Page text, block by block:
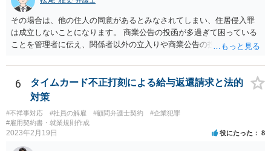
その場合は、他の住人の同意があるとみなされてしまい、住居侵入罪
は成立しないことになります。 商業公告の投函が多過ぎて困っている
ことを管理者に伝え、関係者以外の立入りや商業公告の投函を禁ずる
6
タイムカード不正打刻による給与返還請求と法的
対策
#不祥事対応 #社員の解雇 #顧問弁護士契約
#企業犯罪
#雇用契約書・就業規則作成
2023年2月19日 役にたった 8